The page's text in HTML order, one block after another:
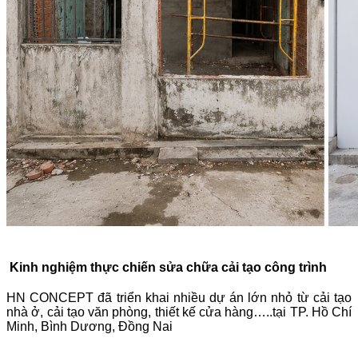
Kinh nghiệm thực chiến sửa chữa cải tạo công trình
HN CONCEPT đã triển khai nhiều dự án lớn nhỏ từ cải tạo
nhà ở, cải tạo văn phòng, thiết kế cửa hàng…..tại TP. Hồ Chí
Minh, Bình Dương, Đồng Nai